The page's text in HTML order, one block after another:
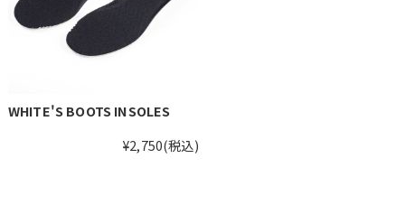
WHITE'S BOOTS INSOLES
¥2,750(税込)